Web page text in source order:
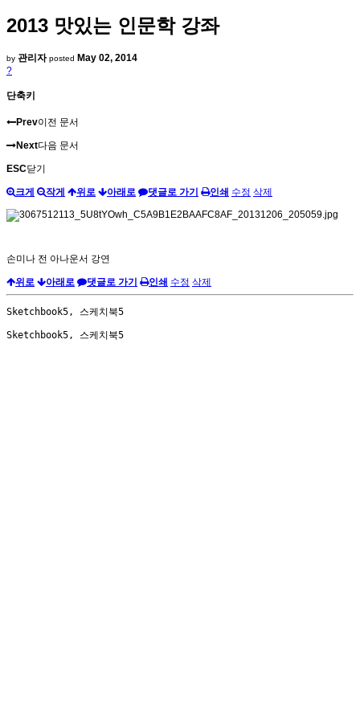
2013 맛있는 인문학 강좌
by 관리자 posted May 02, 2014
?
단축키
Prev이전 문서
Next다음 문서
ESC닫기
크게 작게 위로 아래로 댓글로 가기 인쇄 수정 삭제
손미나 전 아나운서 강연
위로 아래로 댓글로 가기 인쇄 수정 삭제
Sketchbook5, 스케치북5
Sketchbook5, 스케치북5